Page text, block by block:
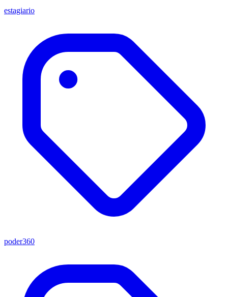
estagiario
poder360